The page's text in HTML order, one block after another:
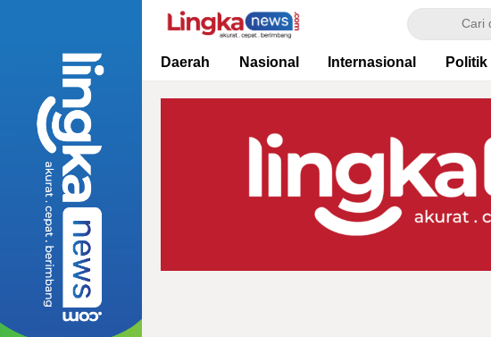
Lingkanews
Akurat. Cepat & Berimbang
Daerah Nasional Internasional Politik